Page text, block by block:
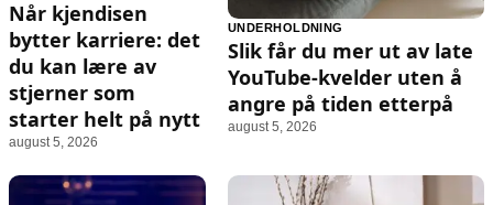
Når kjendisen
bytter karriere: det
du kan lære av
stjerner som
starter helt på nytt
august 5, 2026
UNDERHOLDNING
Slik får du mer ut av late
YouTube-kvelder uten å
angre på tiden etterpå
august 5, 2026